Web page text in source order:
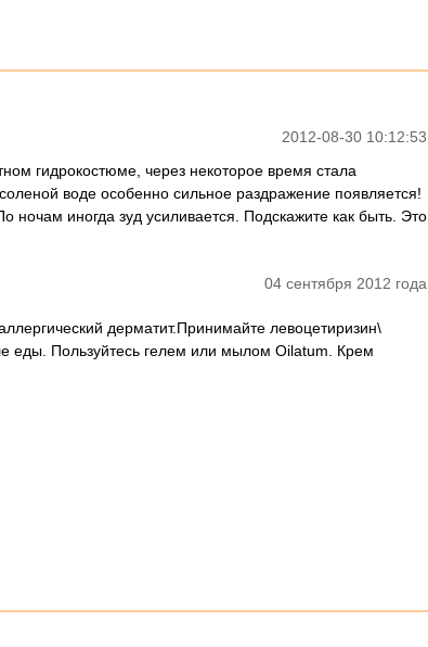
2012-08-30 10:12:53
гидрокостюме, через некоторое время стала
воде особенно сильное раздражение появляется!
ночам иногда зуд усиливается. Подскажите как быть. Это
04 сентября 2012 года
дерматит.Принимайте левоцетиризин\
еды. Пользуйтесь гелем или мылом Oilatum. Крем